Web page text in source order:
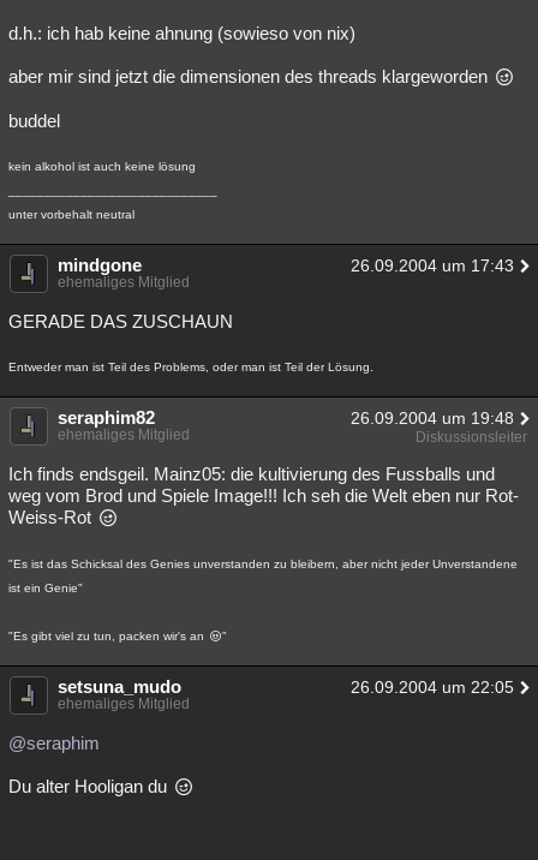
d.h.: ich hab keine ahnung (sowieso von nix)
aber mir sind jetzt die dimensionen des threads klargeworden
buddel
kein alkohol ist auch keine lösung
unter vorbehalt neutral
mindgone 26.09.2004 um 17:43
ehemaliges Mitglied
GERADE DAS ZUSCHAUN
Entweder man ist Teil des Problems, oder man ist Teil der Lösung.
seraphim82 26.09.2004 um 19:48
ehemaliges Mitglied Diskussionsleiter
Ich finds endsgeil. Mainz05: die kultivierung des Fussballs und
weg vom Brod und Spiele Image!!! Ich seh die Welt eben nur Rot-
Weiss-Rot
"Es ist das Schicksal des Genies unverstanden zu bleibern, aber nicht jeder Unverstandene
ist ein Genie"
"Es gibt viel zu tun, packen wir's an "
setsuna_mudo 26.09.2004 um 22:05
ehemaliges Mitglied
@seraphim
Du alter Hooligan du